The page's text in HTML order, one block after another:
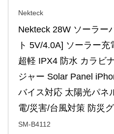
Nekteck
Nekteck 28W ソーラー
ト 5V/4.0A] ソーラー
超軽 IPX4 防水 カラビ
ジャー Solar Panel
バイス対応 太陽光パネ
電/災害/台風対策 防災
SM-B4112